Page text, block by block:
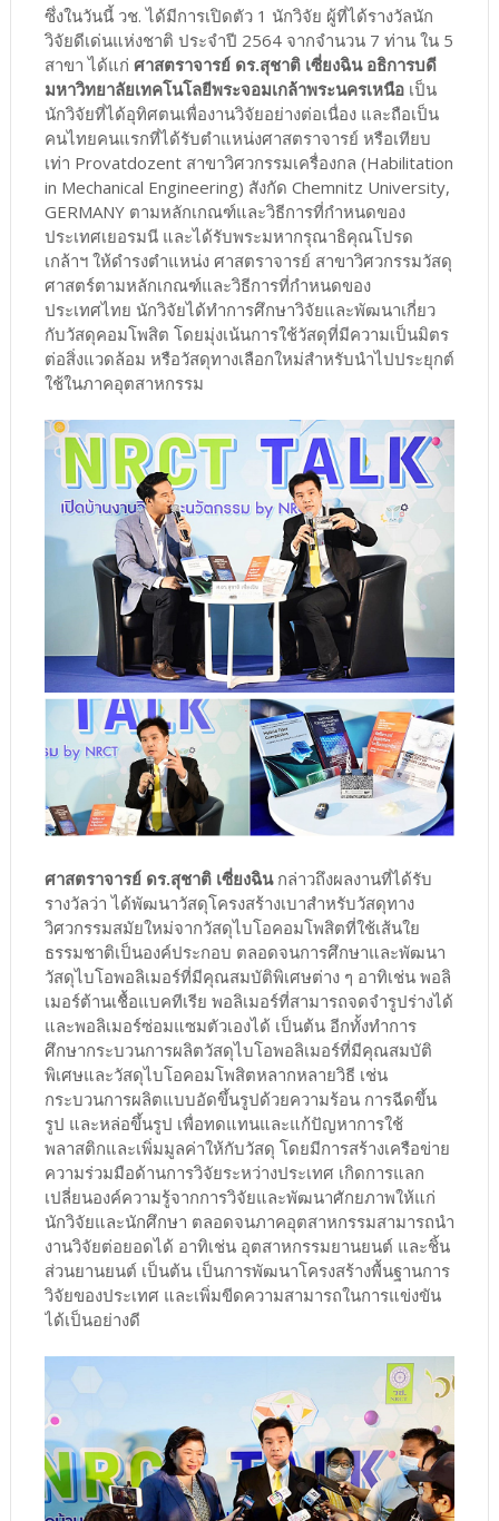
ซึ่งในวันนี้ วช. ได้มีการเปิดตัว 1 นักวิจัย ผู้ที่ได้รางวัลนัก
วิจัยดีเด่นแห่งชาติ ประจำปี 2564 จากจำนวน 7 ท่าน ใน 5
สาขา ได้แก่ ศาสตราจารย์ ดร.สุชาติ เซี่ยงฉิน อธิการบดี
มหาวิทยาลัยเทคโนโลยีพระจอมเกล้าพระนครเหนือเป็น
นักวิจัยที่ได้อุทิศตนเพื่องานวิจัยอย่างต่อเนื่อง และถือเป็น
คนไทยคนแรกที่ได้รับตำแหน่งศาสตราจารย์ หรือเทียบ
เท่า Provatdozent สาขาวิศวกรรมเครื่องกล (Habilitation
in Mechanical Engineering) สังกัด Chemnitz University,
GERMANY ตามหลักเกณฑ์และวิธีการที่กำหนดของ
ประเทศเยอรมนี และได้รับพระมหากรุณาธิคุณโปรด
เกล้าฯ ให้ดำรงตำแหน่ง ศาสตราจารย์ สาขาวิศวกรรมวัสดุ
ศาสตร์ตามหลักเกณฑ์และวิธีการที่กำหนดของ
ประเทศไทย นักวิจัยได้ทำการศึกษาวิจัยและพัฒนาเกี่ยว
กับวัสดุคอมโพสิต โดยมุ่งเน้นการใช้วัสดุที่มีความเป็นมิตร
ต่อสิ่งแวดล้อม หรือวัสดุทางเลือกใหม่สำหรับนำไปประยุกต์
ใช้ในภาคอุตสาหกรรม
ศาสตราจารย์ ดร.สุชาติ เซี่ยงฉินกล่าวถึงผลงานที่ได้รับ
รางวัลว่า ได้พัฒนาวัสดุโครงสร้างเบาสำหรับวัสดุทาง
วิศวกรรมสมัยใหม่จากวัสดุไบโอคอมโพสิตที่ใช้เส้นใย
ธรรมชาติเป็นองค์ประกอบ ตลอดจนการศึกษาและพัฒนา
วัสดุไบโอพอลิเมอร์ที่มีคุณสมบัติพิเศษต่าง ๆ อาทิเช่น พอลิ
เมอร์ต้านเชื้อแบคทีเรีย พอลิเมอร์ที่สามารถจดจำรูปร่างได้
และพอลิเมอร์ซ่อมแซมตัวเองได้ เป็นต้น อีกทั้งทำการ
ศึกษากระบวนการผลิตวัสดุไบโอพอลิเมอร์ที่มีคุณสมบัติ
พิเศษและวัสดุไบโอคอมโพสิตหลากหลายวิธี เช่น
กระบวนการผลิตแบบอัดขึ้นรูปด้วยความร้อน การฉีดขึ้น
รูป และหล่อขึ้นรูป เพื่อทดแทนและแก้ปัญหาการใช้
พลาสติกและเพิ่มมูลค่าให้กับวัสดุ โดยมีการสร้างเครือข่าย
ความร่วมมือด้านการวิจัยระหว่างประเทศ เกิดการแลก
เปลี่ยนองค์ความรู้จากการวิจัยและพัฒนาศักยภาพให้แก่
นักวิจัยและนักศึกษา ตลอดจนภาคอุตสาหกรรมสามารถนำ
งานวิจัยต่อยอดได้ อาทิเช่น อุตสาหกรรมยานยนต์ และชิ้น
ส่วนยานยนต์ เป็นต้น เป็นการพัฒนาโครงสร้างพื้นฐานการ
วิจัยของประเทศ และเพิ่มขีดความสามารถในการแข่งขัน
ได้เป็นอย่างดี